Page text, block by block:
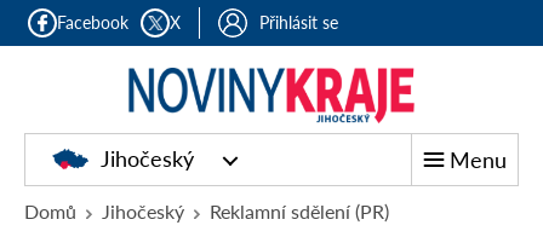
Facebook X Přihlásit se
Jihočeský Menu
Domů Jihočeský Reklamní sdělení (PR)